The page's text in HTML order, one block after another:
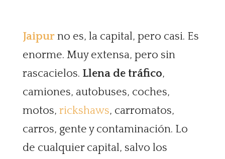
Jaipurno es, la capital, pero casi. Es
enorme. Muy extensa, pero sin
rascacielos. Llena de tráfico,
camiones, autobuses, coches,
motos, rickshaws, carromatos,
carros, gente y contaminación. Lo
de cualquier capital, salvo los